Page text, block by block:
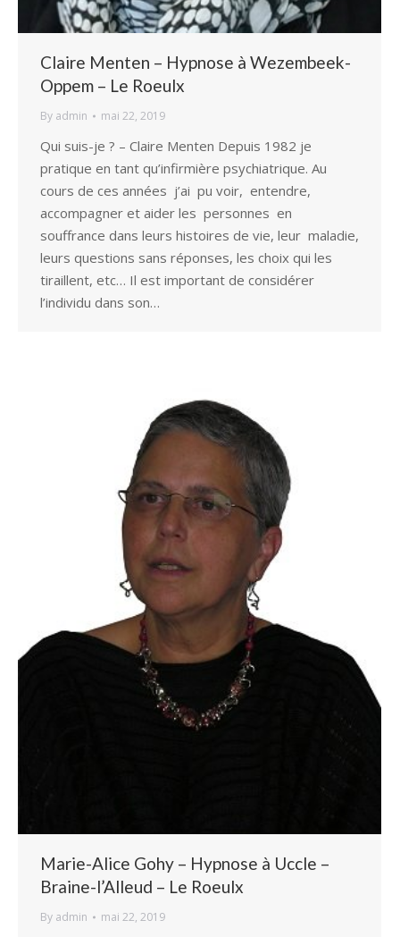
Claire Menten – Hypnose à Wezembeek-
Oppem – Le Roeulx
By admin mai 22, 2019
Qui suis-je ? – Claire Menten Depuis 1982 je
pratique en tant qu’infirmière psychiatrique. Au
cours de ces années j’ai pu voir, entendre,
accompagner et aider les personnes en
souffrance dans leurs histoires de vie, leur maladie,
leurs questions sans réponses, les choix qui les
tiraillent, etc… Il est important de considérer
l’individu dans son…
Marie-Alice Gohy – Hypnose à Uccle –
Braine-l’Alleud – Le Roeulx
By admin mai 22, 2019